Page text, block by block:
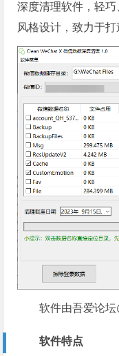
深度清理软件，轻
风格设计，致力于
软件由吾爱论
软件特点